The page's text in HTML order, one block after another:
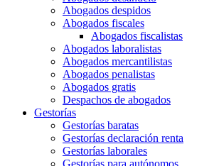
Abogados despidos
Abogados fiscales
Abogados fiscalistas
Abogados laboralistas
Abogados mercantilistas
Abogados penalistas
Abogados gratis
Despachos de abogados
Gestorías
Gestorías baratas
Gestorías declaración renta
Gestorías laborales
Gestorías para autónomos